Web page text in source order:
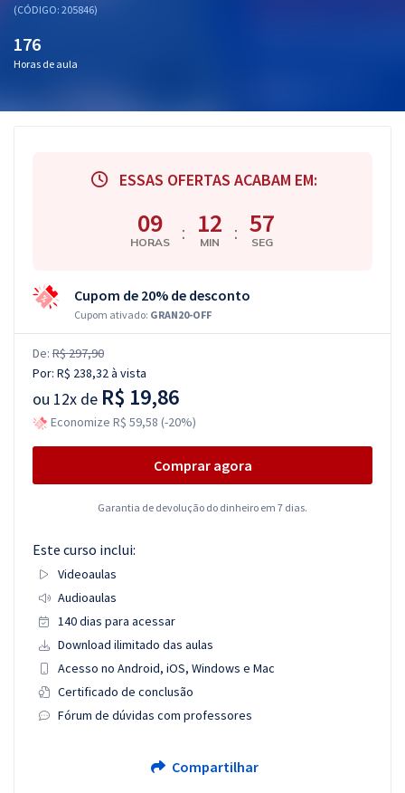
OAB
Mentorias
(CÓDIGO: 205846)
176
Horas de aula
ESSAS OFERTAS ACABAM EM:
09
HORAS : 12
MIN : 56
SEG
Cupom de 20% de desconto
Cupom ativado: GRAN20-OFF
De: R$ 297,90
Por: R$ 238,32à vista
ou 12x de R$ 19,86
Economize R$ 59,58 (-20%)
Comprar agora
Garantia de devolução do dinheiro em 7 dias.
Este curso inclui:
Videoaulas
Audioaulas
140 dias para acessar
Download ilimitado das aulas
Acesso no Android, iOS, Windows e Mac
Certificado de conclusão
Fórum de dúvidas com professores
Compartilhar